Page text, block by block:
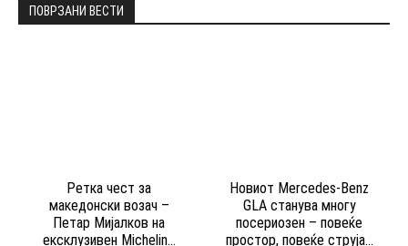
ПОВРЗАНИ ВЕСТИ
Ретка чест за
македонски возач –
Петар Мијалков на
ексклузивен Michelin...
Новиот Mercedes-Benz
GLA станува многу
посериозен – повеќе
простор, повеќе струја...